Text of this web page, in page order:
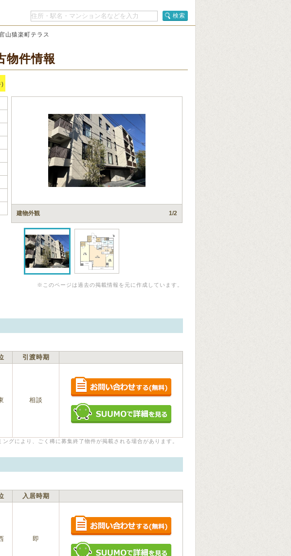
検索
山猿楽町テラス
物件情報
)
建物外観 1/2
※このページは過去の掲載情報を元に作成しています。
引渡時期
相談
グにより、ごく稀に募集終了物件が掲載される場合があります。
入居時期
即